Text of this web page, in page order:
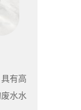
有高
水水